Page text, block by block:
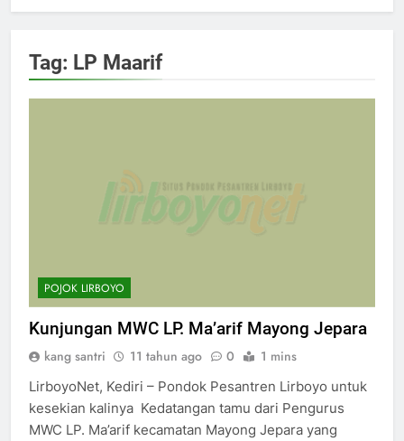
Tag: LP Maarif
POJOK LIRBOYO
Kunjungan MWC LP. Ma’arif Mayong Jepara
kang santri 11 tahun ago 0 1 mins
LirboyoNet, Kediri – Pondok Pesantren Lirboyo untuk
kesekian kalinya Kedatangan tamu dari Pengurus
MWC LP. Ma’arif kecamatan Mayong Jepara yang